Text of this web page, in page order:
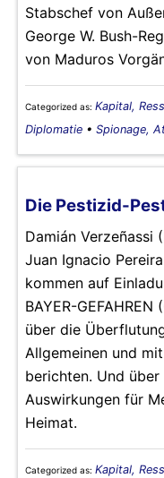
Stabschef von
George W. Bush-
von Maduros
Categorized as: Kapital,
Diplomatie • Spionage,
Die Pestizid-
Damián Verzeñassi
Juan Ignacio
kommen auf
BAYER-
über die
Allgemeinen und
berichten. Und
Auswirkungen für
Heimat.
Categorized as: Kapital,